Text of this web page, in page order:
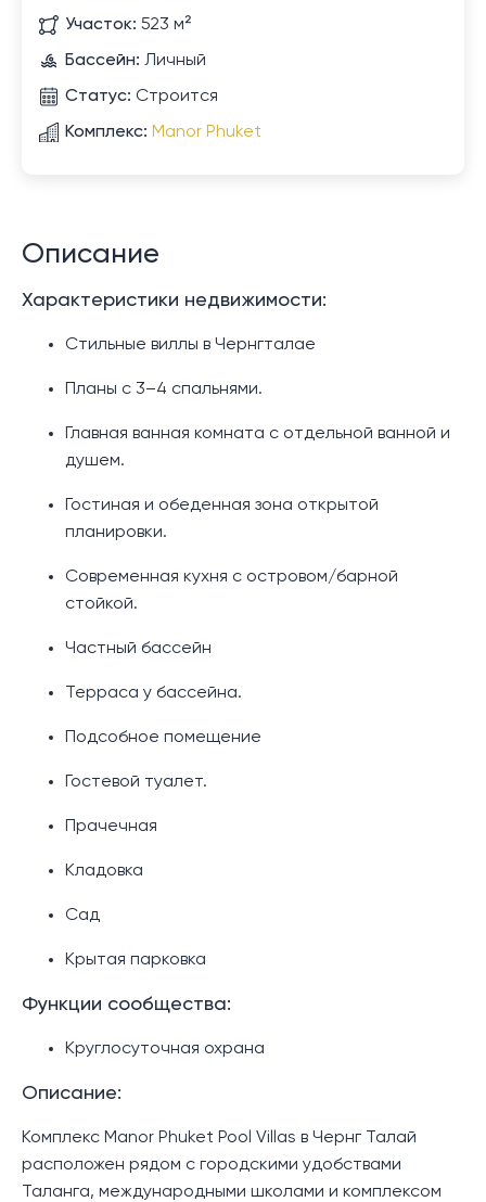
Участок: 523 м²
Бассейн: Личный
Статус: Строится
Комплекс: Manor Phuket
Описание
Характеристики недвижимости:
Стильные виллы в Чернгталае
Планы с 3–4 спальнями.
Главная ванная комната с отдельной ванной и
душем.
Гостиная и обеденная зона открытой
планировки.
Современная кухня с островом/барной
стойкой.
Частный бассейн
Терраса у бассейна.
Подсобное помещение
Гостевой туалет.
Прачечная
Кладовка
Сад
Крытая парковка
Функции сообщества:
Круглосуточная охрана
Описание:
Комплекс Manor Phuket Pool Villas в Чернг Талай
расположен рядом с городскими удобствами
Таланга, международными школами и комплексом